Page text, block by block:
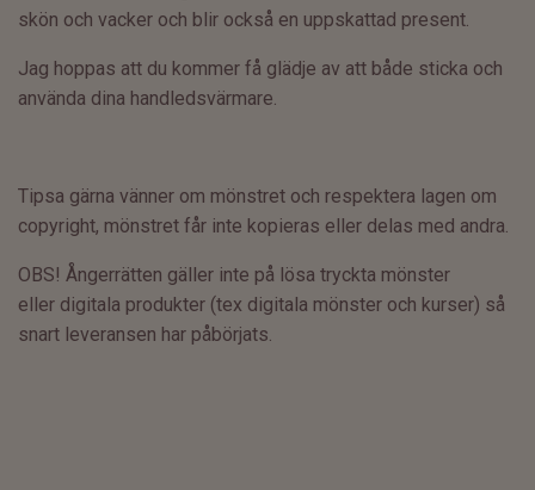
skön och vacker och blir också en uppskattad present.
Jag hoppas att du kommer få glädje av att både sticka och
använda dina handledsvärmare.
Tipsa gärna vänner om mönstret och respektera lagen om
copyright, mönstret får inte kopieras eller delas med andra.
OBS! Ångerrätten gäller inte på lösa tryckta mönster
eller digitala produkter (tex digitala mönster och kurser) så
snart leveransen har påbörjats.